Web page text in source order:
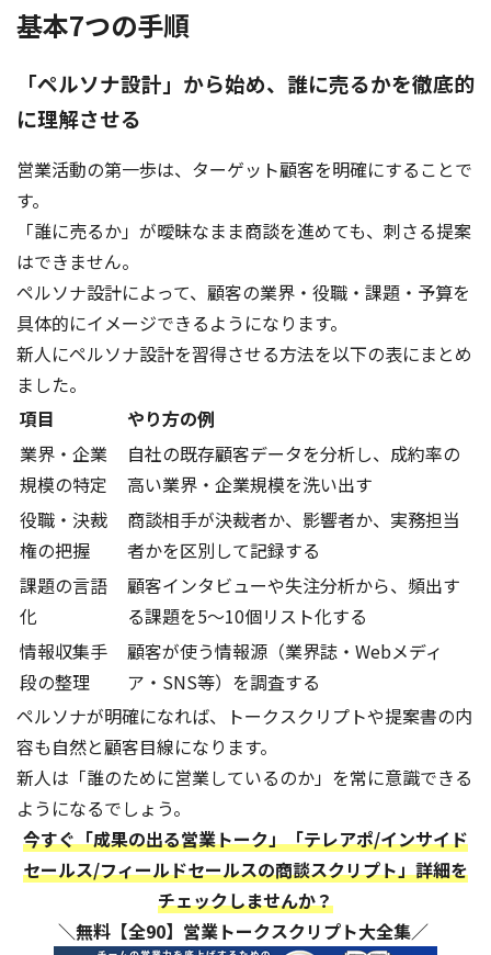
基本7つの手順
「ペルソナ設計」から始め、誰に売るかを徹底的
に理解させる
営業活動の第一歩は、ターゲット顧客を明確にすることで
す。
「誰に売るか」が曖昧なまま商談を進めても、刺さる提案
はできません。
ペルソナ設計によって、顧客の業界・役職・課題・予算を
具体的にイメージできるようになります。
新人にペルソナ設計を習得させる方法を以下の表にまとめ
ました。
項目
やり方の例
業界・企業
規模の特定
自社の既存顧客データを分析し、成約率の
高い業界・企業規模を洗い出す
役職・決裁
権の把握
商談相手が決裁者か、影響者か、実務担当
者かを区別して記録する
課題の言語
化
顧客インタビューや失注分析から、頻出す
る課題を5〜10個リスト化する
情報収集手
段の整理
顧客が使う情報源（業界誌・Webメディ
ア・SNS等）を調査する
ペルソナが明確になれば、トークスクリプトや提案書の内
容も自然と顧客目線になります。
新人は「誰のために営業しているのか」を常に意識できる
ようになるでしょう。
今すぐ「成果の出る営業トーク」「テレアポ/インサイド
セールス/フィールドセールスの商談スクリプト」詳細を
チェックしませんか？
＼無料【全90】営業トークスクリプト大全集／